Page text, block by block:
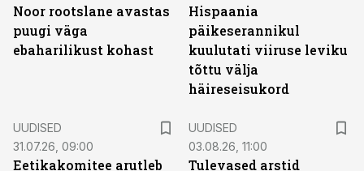
Noor rootslane avastas
puugi väga
ebaharilikust kohast
Hispaania
päikeserannikul
kuulutati viiruse leviku
tõttu välja
häireseisukord
UUDISED
31.07.26, 09:00
Eetikakomitee arutleb
UUDISED
03.08.26, 11:00
Tulevased arstid